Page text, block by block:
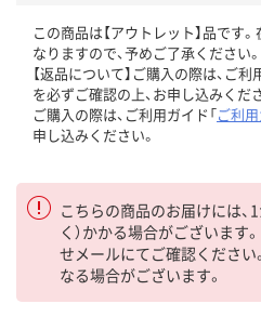
この商品は【アウトレット】品です
なりますので、予めご了承ください。
【返品について】ご購入の際は、ご利
を必ずご確認の上、お申し込みくだ
ご購入の際は、ご利用ガイド「ご利
申し込みください。
こちらの商品のお届けには、1
く）かかる場合がございます
せメールにてご確認くださ
なる場合がございます。